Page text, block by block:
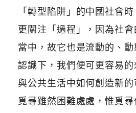
「轉型陷阱」的中國社會
更關注「過程」，因為社
當中，故它也是流動的、
認識下，我們便可更容易
與公共生活中如何創造新
覓尋雖然困難處處，惟覓